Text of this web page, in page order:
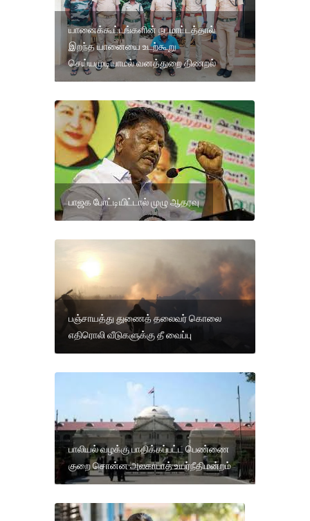
யானைக்கூட்டங்களின் நடமாட்டத்தால்
இறந்த யானையை உடற்கூறு
செய்யமுடியாமல் வனத்துறை திணறல்
பாஜக போட்டியிட்டால் முழு ஆதரவு
பஞ்சாயத்து துணைத் தலைவர் கொலை
எதிரொலி வீடுகளுக்கு தீ வைப்பு
பாலியல் வழக்கு பாதிக்கப்பட்ட பெண்ணை
குறை சொன்ன அலகாபாத் உயர்நீதிமன்றம்